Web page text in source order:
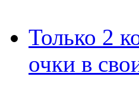
Только 2
очки в